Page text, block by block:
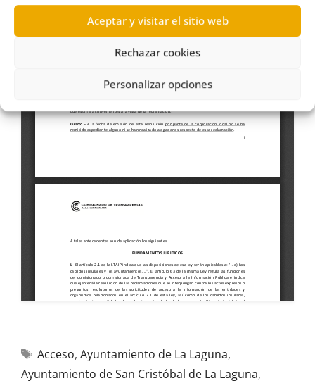
Aceptar y visitar el sitio web
Rechazar cookies
Personalizar opciones
Acceso, Ayuntamiento de La Laguna,
Ayuntamiento de San Cristóbal de La Laguna,